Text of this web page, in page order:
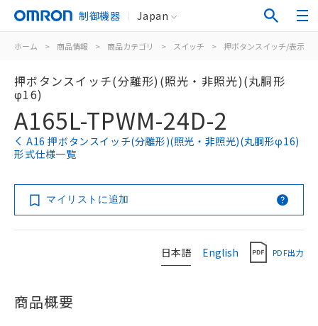
制御機器 Japan
ホーム > 商品情報 > 商品カテゴリ > スイッチ > 押ボタンスイッチ/表示灯
押ボタンスイッチ(分離形)(照光・非照光)(丸胴形
φ16)
A165L-TPWM-24D-2
A16 押ボタンスイッチ(分離形)(照光・非照光)(丸胴形φ16)
形式仕様一覧
マイリストに追加
日本語 English PDF出力
商品概要